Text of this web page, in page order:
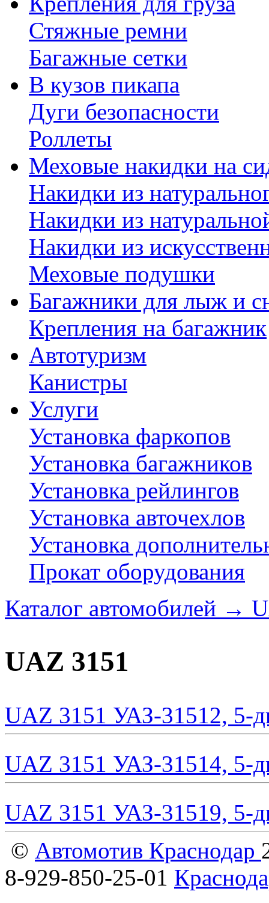
Стяжные ремни
Багажные сетки
В кузов пикапа
Дуги безопасности
Роллеты
Меховые накидки на
Накидки из
Накидки из
Накидки из
Меховые подушки
Багажники для лыж и
Крепления на багажник
Автотуризм
Канистры
Услуги
Установка фаркопов
Установка багажников
Установка рейлингов
Установка авточехлов
Установка
Прокат оборудования
Каталог автомобилей →
UAZ 3151
UAZ 3151 УАЗ-31512, 5-
UAZ 3151 УАЗ-31514, 5-
UAZ 3151 УАЗ-31519, 5-
© Автомотив Краснодар
8-929-850-25-01